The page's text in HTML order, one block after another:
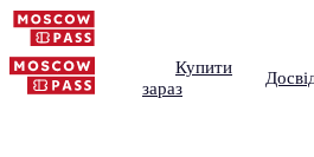
Купити
зараз